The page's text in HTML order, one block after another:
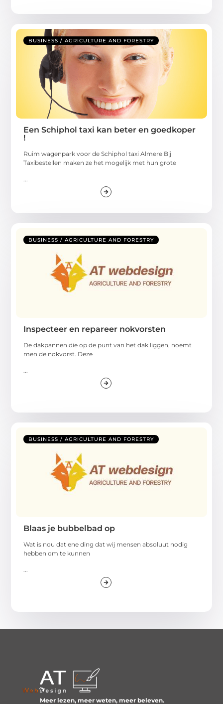
BUSINESS / AGRICULTURE AND FORESTRY
Een Schiphol taxi kan beter en goedkoper
!
Ruim wagenpark voor de Schiphol taxi Almere Bij
Taxibestellen maken ze het mogelijk met hun grote
BUSINESS / AGRICULTURE AND FORESTRY
Inspecteer en repareer nokvorsten
De dakpannen die op de punt van het dak liggen, noemt
men de nokvorst. Deze
BUSINESS / AGRICULTURE AND FORESTRY
Blaas je bubbelbad op
Wat is nou dat ene ding dat wij mensen absoluut nodig
hebben om te kunnen
Meer lezen, meer weten, meer beleven.